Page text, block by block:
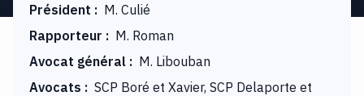
Président : M. Culié
Rapporteur : M. Roman
Avocat général : M. Libouban
Avocats : SCP Boré et Xavier, SCP Delaporte et